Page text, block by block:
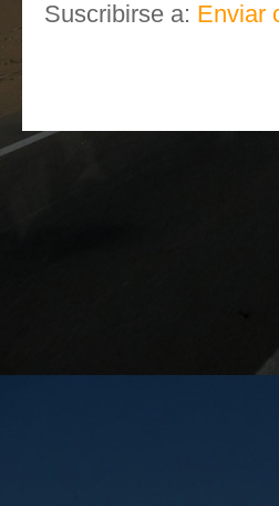
Suscribirse a: Enviar
.... EL ESLABÓN